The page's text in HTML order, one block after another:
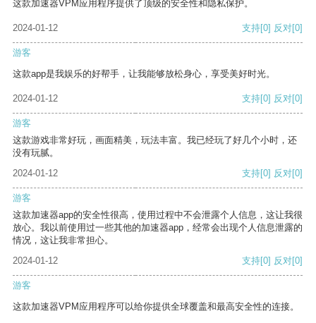
这款加速器VPM应用程序提供了顶级的安全性和隐私保护。
2024-01-12 支持[0] 反对[0]
游客
这款app是我娱乐的好帮手，让我能够放松身心，享受美好时光。
2024-01-12 支持[0] 反对[0]
游客
这款游戏非常好玩，画面精美，玩法丰富。我已经玩了好几个小时，还
没有玩腻。
2024-01-12
支持[0] 反对[0]
游客
这款加速器app的安全性很高，使用过程中不会泄露个人信息，这让我很
放心。我以前使用过一些其他的加速器app，经常会出现个人信息泄露的
情况，这让我非常担心。
2024-01-12
支持[0] 反对[0]
游客
这款加速器VPM应用程序可以给你提供全球覆盖和最高安全性的连接。